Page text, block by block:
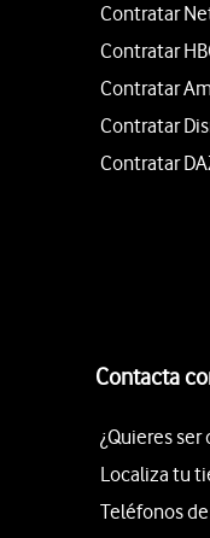
Contratar
Contratar
Contratar
Contratar
Contratar
Contacta
¿Quieres
Localiza tu
Teléfonos